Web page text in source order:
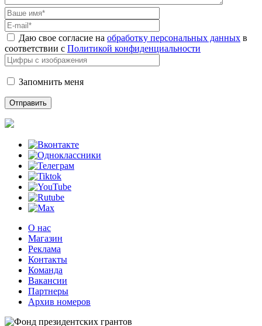
Даю свое согласие на обработку персональных данных в
соответствии с Политикой конфиденциальности
Запомнить меня
О нас
Магазин
Реклама
Контакты
Команда
Вакансии
Партнеры
Архив номеров